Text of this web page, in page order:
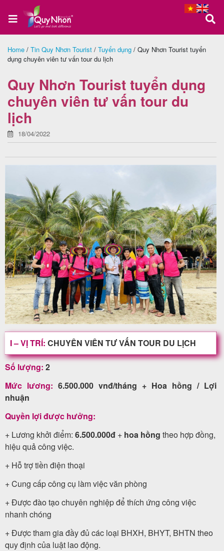
Trang
Tour
Quy
Tour
Phú
Yên
Tour
trong
nước
Combo
Quy
Nhơn
Lịch
hành
Tin
du
lịch
Home / Tin Quy Nhơn Tourist / Tuyển dụng / Quy Nhơn Tourist tuyển
dụng chuyên viên tư vấn tour du lịch
Quy Nhơn Tourist tuyển dụng
chuyên viên tư vấn tour du
lịch
18/04/2022
I – VỊ TRÍ: CHUYÊN VIÊN TƯ VẤN TOUR DU LỊCH
Số lượng: 2
Mức lương: 6.500.000 vnđ/tháng + Hoa hồng / Lợi
nhuận
Quyền lợi được hưởng:
+ Lương khởi điểm: 6.500.000đ + hoa hồng theo hợp đồng,
hiệu quả công việc.
+ Hỗ trợ tiền điện thoại
+ Cung cấp công cụ làm việc văn phòng
+ Được đào tạo chuyên nghiệp để thích ứng công việc
nhanh chóng
+ Được tham gia đầy đủ các loại BHXH, BHYT, BHTN theo
quy định của luật lao động.